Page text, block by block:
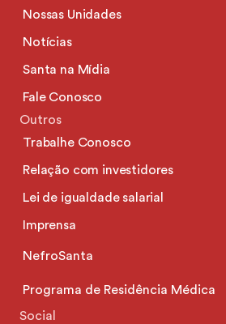
Nossas Unidades
Notícias
Santa na Mídia
Fale Conosco
Outros
Trabalhe Conosco
Relação com investidores
Lei de igualdade salarial
Imprensa
NefroSanta
Programa de Residência Médica
Social